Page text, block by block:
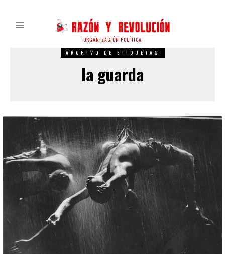
ORGANIZACIÓN POLÍTICA
ARCHIVO DE ETIQUETAS
la guarda